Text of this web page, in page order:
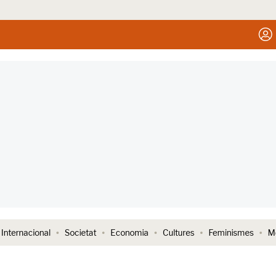
Internacional Societat Economia Cultures Feminismes